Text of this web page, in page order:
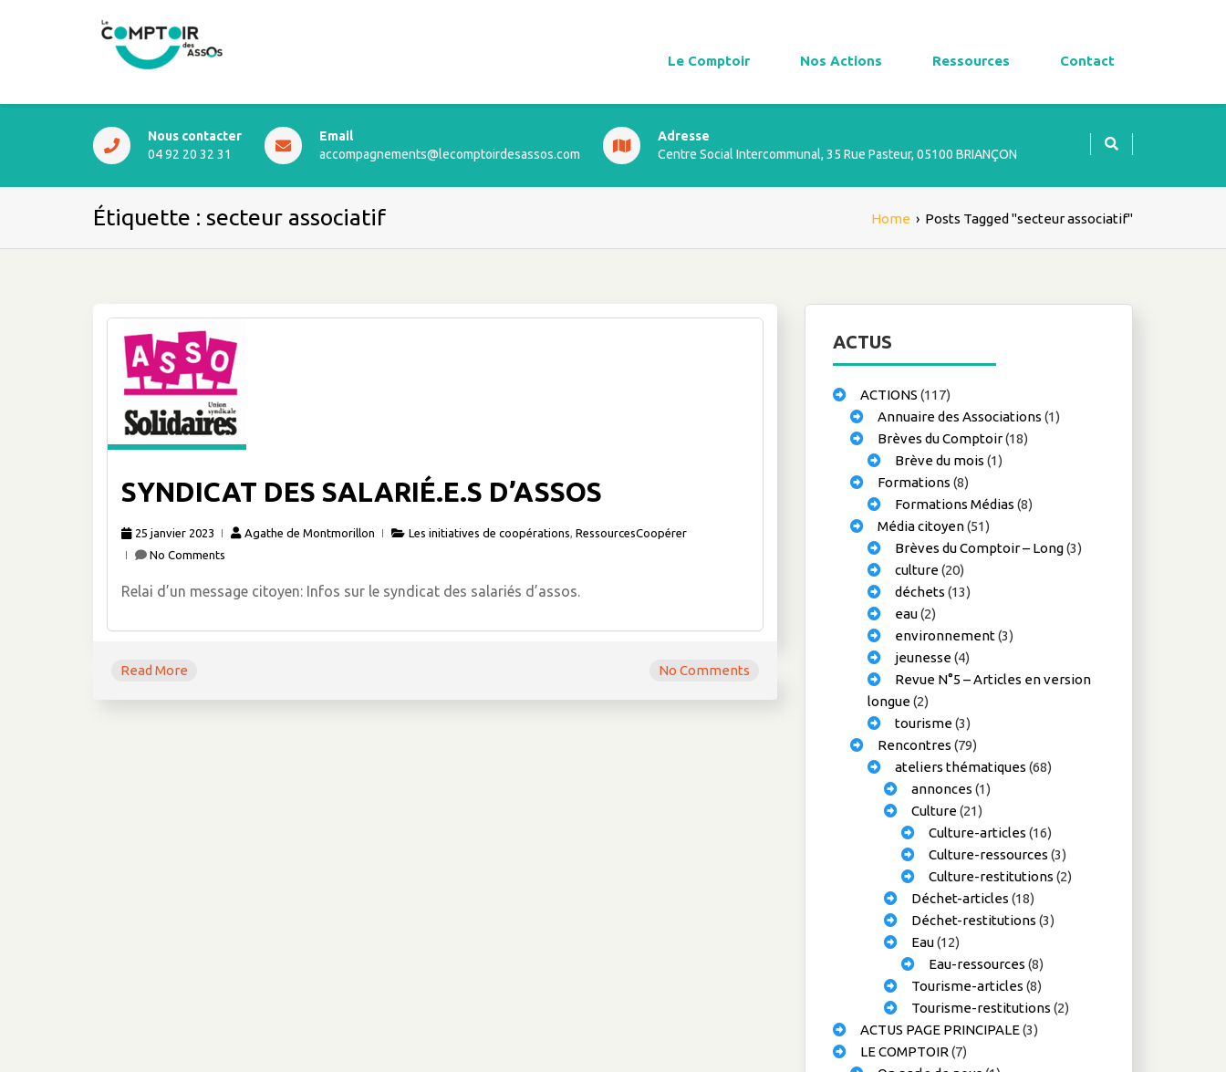
Le Comptoir Nos Actions Ressources Contact
Nous contacter
04 92 20 32 31
Email
accompagnements@lecomptoirdesassos.com
Adresse
Centre Social Intercommunal, 35 Rue Pasteur, 05100 BRIANÇON
Étiquette : secteur associatif Home › Posts Tagged "secteur associatif"
SYNDICAT DES SALARIÉ.E.S D’ASSOS
25 janvier 2023 Agathe de Montmorillon Les initiatives de coopérations, RessourcesCoopérer
No Comments
Relai d’un message citoyen: Infos sur le syndicat des salariés d’assos.
Read More No Comments
ACTUS
ACTIONS (117)
Annuaire des Associations (1)
Brèves du Comptoir(18)
Brève du mois (1)
Formations (8)
Formations Médias (8)
Média citoyen(51)
Brèves du Comptoir – Long(3)
culture(20)
déchets (13)
eau(2)
environnement(3)
jeunesse(4)
Revue N°5 – Articles en version
longue(2)
tourisme(3)
Rencontres (79)
ateliers thématiques (68)
annonces (1)
Culture(21)
Culture-articles (16)
Culture-ressources (3)
Culture-restitutions (2)
Déchet-articles (18)
Déchet-restitutions (3)
Eau(12)
Eau-ressources (8)
Tourisme-articles (8)
Tourisme-restitutions (2)
ACTUS PAGE PRINCIPALE(3)
LE COMPTOIR (7)